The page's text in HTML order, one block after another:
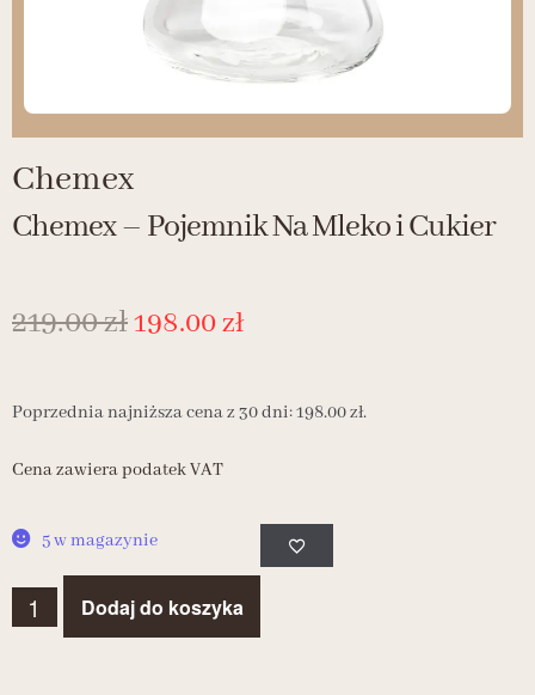
Chemex
Chemex – Pojemnik Na Mleko i Cukier
219.00zł198.00zł
Poprzednia najniższa cena z 30 dni:198.00zł.
Cena zawiera podatek VAT
5 w magazynie
Dodaj do koszyka